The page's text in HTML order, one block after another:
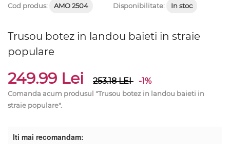
Cod produs: AMO 2504 Disponibilitate: In stoc
Trusou botez in landou baieti in straie
populare
249.99 Lei 253.18LEI -1%
Comanda acum produsul "Trusou botez in landou baieti in
straie populare".
Iti mai recomandam: